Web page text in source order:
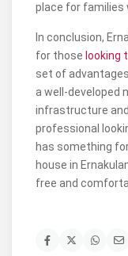
place for families
In conclusion,
for those looking
set of
a well-developed
infrastructure
professional
has something
house in
free and